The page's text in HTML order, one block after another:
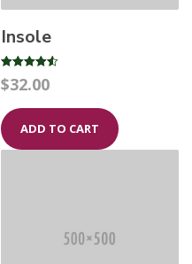
Insole
Rated
4.50
$32.00
ADD TO CART